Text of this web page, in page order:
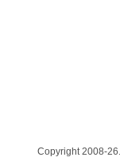
Copyright 2008-